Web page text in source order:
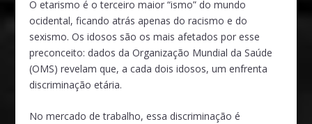
O etarismo é o terceiro maior “ismo” do mundo
ocidental, ficando atrás apenas do racismo e do
sexismo. Os idosos são os mais afetados por esse
preconceito: dados da Organização Mundial da Saúde
(OMS) revelam que, a cada dois idosos, um enfrenta
discriminação etária.
No mercado de trabalho, essa discriminação é